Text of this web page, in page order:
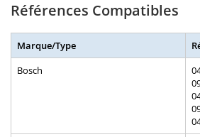
Références Compatibles
Marque/Type
Bosch